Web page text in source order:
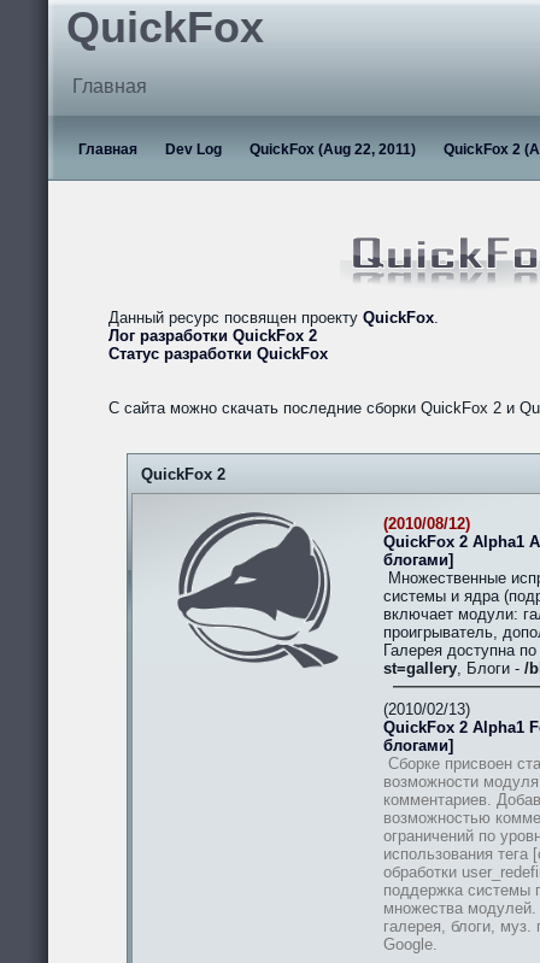
QuickFox
Главная
Главная Dev Log QuickFox (Aug 22, 2011) QuickFox 2
Данный ресурс посвящен проекту QuickFox.
Лог разработки QuickFox 2
Статус разработки QuickFox
С сайта можно скачать последние сборки QuickFox 2 и
QuickFox 2
(2010/08/12)
QuickFox 2 Alpha1
блогами]
Множественные
системы и ядра
включает модули:
проигрыватель,
Галерея доступна
st=gallery, Блоги - /
(2010/02/13)
QuickFox 2 Alpha1
блогами]
Сборке присвоен
возможности
комментариев.
возможностью
ограничений по
использования тега
обработки
поддержка системы
множества
галерея, блоги, муз.
Google.